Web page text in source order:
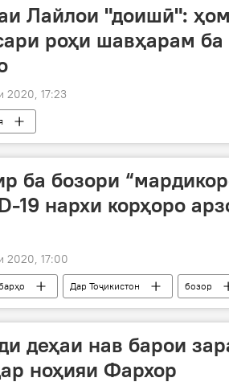
Лайлои "доишӣ":
роҳи шавҳарам
2020, 17:23
ба бозори
19 нархи корҳоро
2020, 17:00
Дар Тоҷикистон бозор
Хуҷанд
деҳаи нав барои
ноҳияи Фархор